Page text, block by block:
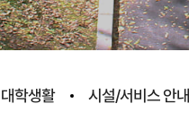
대학생활 시설/서비스 안내